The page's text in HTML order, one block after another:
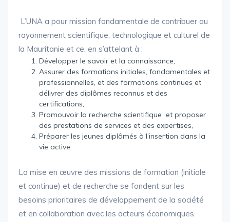
L’UNA a pour mission fondamentale de contribuer au
rayonnement scientifique, technologique et culturel de
la Mauritanie et ce, en s’attelant à :
Développer le savoir et la connaissance,
Assurer des formations initiales, fondamentales et
professionnelles, et des formations continues et
délivrer des diplômes reconnus et des
certifications,
Promouvoir la recherche scientifique et proposer
des prestations de services et des expertises,
Préparer les jeunes diplômés à l’insertion dans la
vie active.
La mise en œuvre des missions de formation (initiale
et continue) et de recherche se fondent sur les
besoins prioritaires de développement de la société
et en collaboration avec les acteurs économiques.